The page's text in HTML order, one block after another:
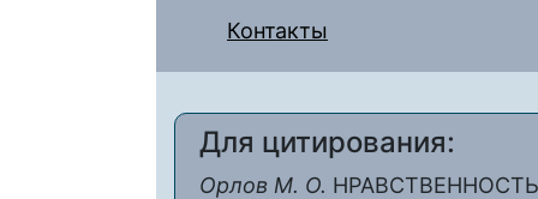
Контакты
Для цитирования:
Орлов М. О.